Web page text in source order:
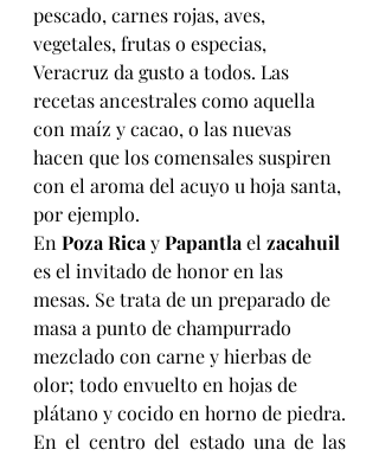
pescado, carnes rojas, aves,
vegetales, frutas o especias,
Veracruz da gusto a todos. Las
recetas ancestrales como aquella
con maíz y cacao, o las nuevas
hacen que los comensales suspiren
con el aroma del acuyo u hoja santa,
por ejemplo.
En Poza Rica y Papantla el zacahuil
es el invitado de honor en las
mesas. Se trata de un preparado de
masa a punto de champurrado
mezclado con carne y hierbas de
olor; todo envuelto en hojas de
plátano y cocido en horno de piedra.
En el centro del estado una de las